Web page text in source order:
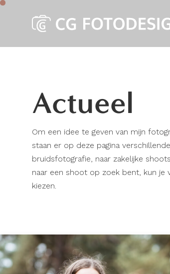
Actueel
Om een idee te geven van mijn
staan er op deze pagina
bruidsfotografie, naar zakelijke
naar een shoot op zoek bent, kun je
kiezen.